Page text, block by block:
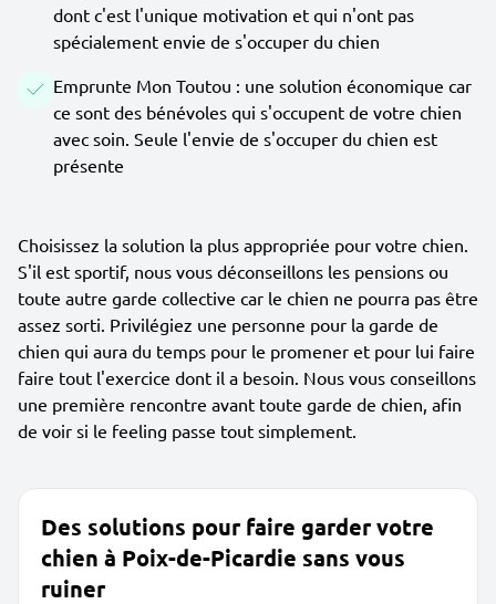
dont c'est l'unique motivation et qui n'ont pas
spécialement envie de s'occuper du chien
Emprunte Mon Toutou : une solution économique car
ce sont des bénévoles qui s'occupent de votre chien
avec soin. Seule l'envie de s'occuper du chien est
présente
Choisissez la solution la plus appropriée pour votre chien.
S'il est sportif, nous vous déconseillons les pensions ou
toute autre garde collective car le chien ne pourra pas être
assez sorti. Privilégiez une personne pour la garde de
chien qui aura du temps pour le promener et pour lui faire
faire tout l'exercice dont il a besoin. Nous vous conseillons
une première rencontre avant toute garde de chien, afin
de voir si le feeling passe tout simplement.
Des solutions pour faire garder votre
chien à Poix-de-Picardie sans vous
ruiner